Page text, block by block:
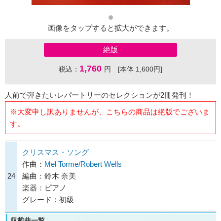
画像をタップすると拡大ができます。
絶版
税込： 1,760 円 [本体 1,600円]
人前で弾きたいレパートリーのセレクションが2冊発刊！
※大変申し訳ありませんが、こちらの商品は絶版でございま
す。
24
クリスマス・ソング
作曲： Mel Torme/Robert Wells
編曲：鈴木 奈美
楽器：ピアノ
グレード：初級